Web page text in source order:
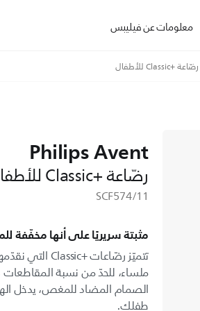
معلومات عن فيليبس
Philips Avent
رضّاعة Classic+‎ للأطفال
SCF574/11
مثبتة سريريًا على أنها مخفّفة
ملساء، للحدّ من نسبة المقاطعات
الصمام المضاد للمغص، يدخل
طفلك.